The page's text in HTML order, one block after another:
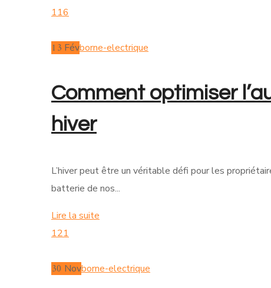
116
13 Févborne-electrique
Comment optimiser
hiver
L’hiver peut être un véritable défi pour les
batterie de nos...
Lire la suite
121
30 Novborne-electrique